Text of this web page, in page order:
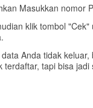
Masukkan nomor
klik tombol
Anda tidak
terdaftar, tapi bisa